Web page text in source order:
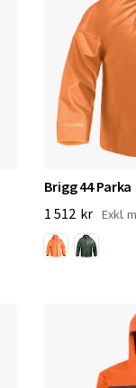
Brigg 44 Parka
1 512 kr